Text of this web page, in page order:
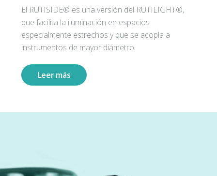
El RUTISIDE® es una versión del RUTILIGHT®,
que facilita la iluminación en espacios
especialmente estrechos y que se acopla a
instrumentos de mayor diámetro.
Leer más